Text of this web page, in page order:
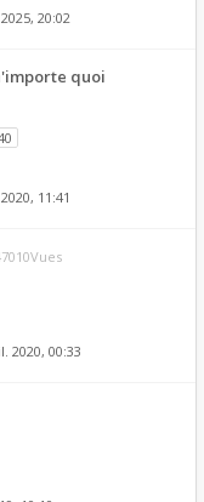
20:02
quoi
11:41
2020, 00:33